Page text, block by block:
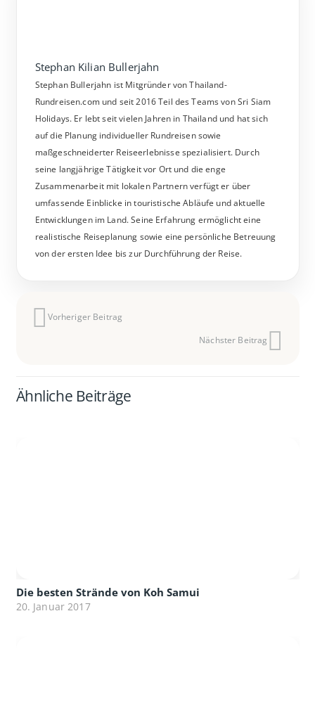
Stephan Kilian Bullerjahn
Stephan Bullerjahn ist Mitgründer von Thailand-
Rundreisen.com und seit 2016 Teil des Teams von Sri Siam
Holidays. Er lebt seit vielen Jahren in Thailand und hat sich
auf die Planung individueller Rundreisen sowie
maßgeschneiderter Reiseerlebnisse spezialisiert. Durch
seine langjährige Tätigkeit vor Ort und die enge
Zusammenarbeit mit lokalen Partnern verfügt er über
umfassende Einblicke in touristische Abläufe und aktuelle
Entwicklungen im Land. Seine Erfahrung ermöglicht eine
realistische Reiseplanung sowie eine persönliche Betreuung
von der ersten Idee bis zur Durchführung der Reise.
Vorheriger Beitrag
Nächster Beitrag
Ähnliche Beiträge
Die besten Strände von Koh Samui
20. Januar 2017